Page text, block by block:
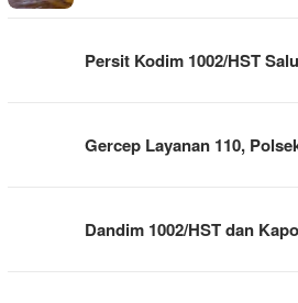
Persit Kodim 1002/HST
Gercep Layanan 110,
Dandim 1002/HST dan